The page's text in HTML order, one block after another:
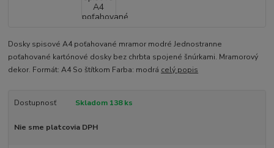
Dosky spisové A4 poťahované mramor modré Jednostranne
poťahované kartónové dosky bez chrbta spojené šnúrkami. Mramorový
dekor. Formát: A4 So štítkom Farba: modrá celý popis
Dostupnosť Skladom 138 ks
Nie sme platcovia DPH